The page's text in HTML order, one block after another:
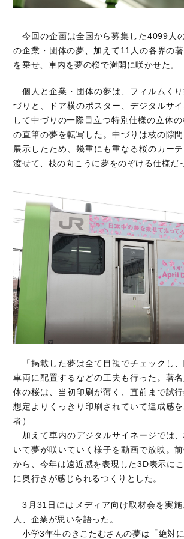
今回の企画は全国から募集した4099人
の企業・団体の夢、加えて11人の各界の
を乗せ、車内を夢の桜で満開に咲かせた。
個人と企業・団体の夢は、フィルムく
づりと、ドア横のポスター、デジタルサ
して中づりの一際目立つ特別仕様の立体
の直筆の夢を転写した。中づりは枝の隙
展示したため、幾重にも重なる桜のカー
渡せて、枝の向こうに夢をのぞける仕様だ
「掲載した夢は全て目視でチェックし
車両に配置するなどの工夫も行った。著
体の桜は、当初印刷が薄く、直前まで試
想定よりくっきり印刷されていて達成感
者）
加えて車内のデジタルサイネージでは
いて夢が咲いていく様子を動画で放映。
から、今年は遠近感を表現した3D表示に
に奥行きが感じられるつくりとした。
3月31日にはメディア向け取材会を実施
人、企業が思いを語った。
小学3年生のきこたむさんの夢は「絶対